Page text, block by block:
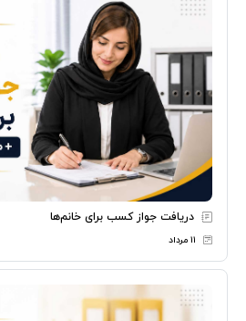
دریافت جواز کسب برای خانم‌ها
۱۱ مرداد